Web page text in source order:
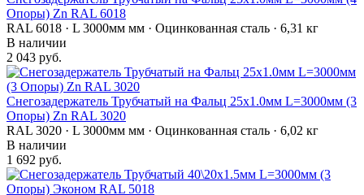
Опоры) Zn RAL 6018
RAL 6018 · L 3000мм мм · Оцинкованная сталь · 6,31 кг
В наличии
2 043 руб.
Снегозадержатель Трубчатый на Фальц 25х1.0мм L=3000мм (3
Опоры) Zn RAL 3020
RAL 3020 · L 3000мм мм · Оцинкованная сталь · 6,02 кг
В наличии
1 692 руб.